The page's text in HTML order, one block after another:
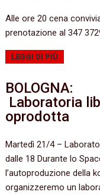
Alle ore 20 cena
prenotazione al 347
LEGGI DI PIÙ
BOLOGNA:
Laboratoria
oprodotta
Martedì 21/4 –
dalle 18 Durante lo
l’autoproduzione della
organizzeremo un